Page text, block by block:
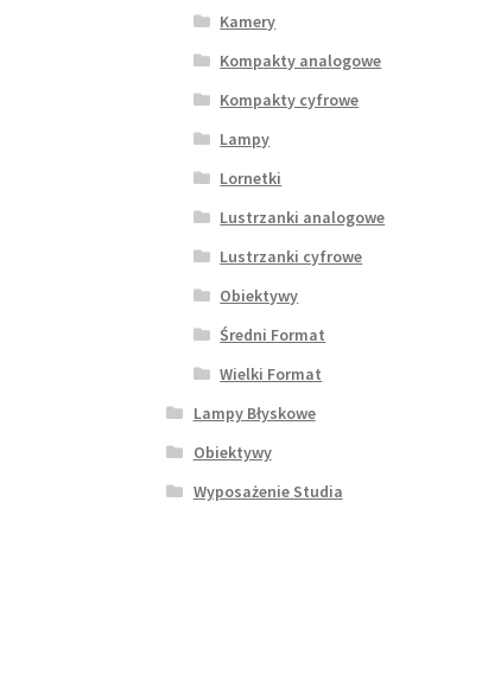
Kamery
Kompakty analogowe
Kompakty cyfrowe
Lampy
Lornetki
Lustrzanki analogowe
Lustrzanki cyfrowe
Obiektywy
Średni Format
Wielki Format
Lampy Błyskowe
Obiektywy
Wyposażenie Studia